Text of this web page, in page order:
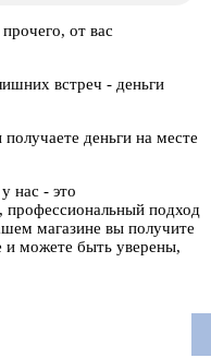
от вас
встреч - деньги
деньги на месте
нас - это
профессиональный подход
магазине вы получите
можете быть уверены,